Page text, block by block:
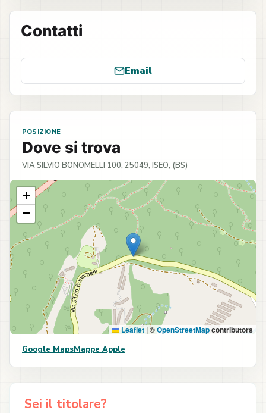
Contatti
Email
POSIZIONE
Dove si trova
VIA SILVIO BONOMELLI 100, 25049, ISEO, (BS)
+
−
Leaflet |©OpenStreetMapcontributors
Google MapsMappe Apple
Sei il titolare?